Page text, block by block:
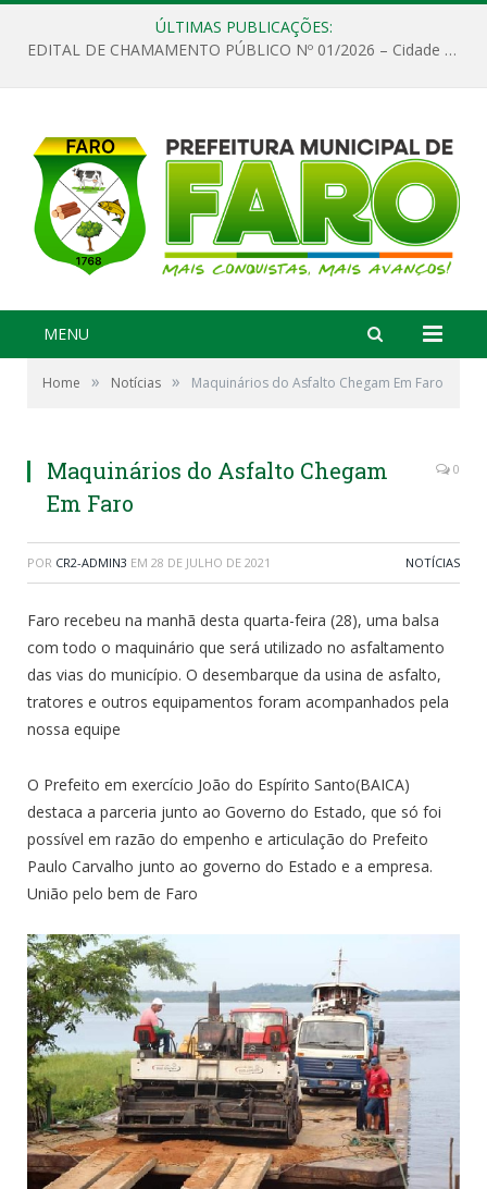
ÚLTIMAS PUBLICAÇÕES:
EDITAL DE CHAMAMENTO PÚBLICO Nº 01/2026 – Cidade de Faro
MENU
Home » Notícias » Maquinários do Asfalto Chegam Em Faro
Maquinários do Asfalto Chegam
Em Faro
0
POR CR2-ADMIN3 EM 28 DE JULHO DE 2021 NOTÍCIAS
Faro recebeu na manhã desta quarta-feira (28), uma balsa
com todo o maquinário que será utilizado no asfaltamento
das vias do município. O desembarque da usina de asfalto,
tratores e outros equipamentos foram acompanhados pela
nossa equipe
O Prefeito em exercício João do Espírito Santo(BAICA)
destaca a parceria junto ao Governo do Estado, que só foi
possível em razão do empenho e articulação do Prefeito
Paulo Carvalho junto ao governo do Estado e a empresa.
União pelo bem de Faro